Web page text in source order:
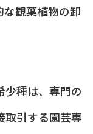
観葉植物の卸
少種は、専門の
取引する園芸専